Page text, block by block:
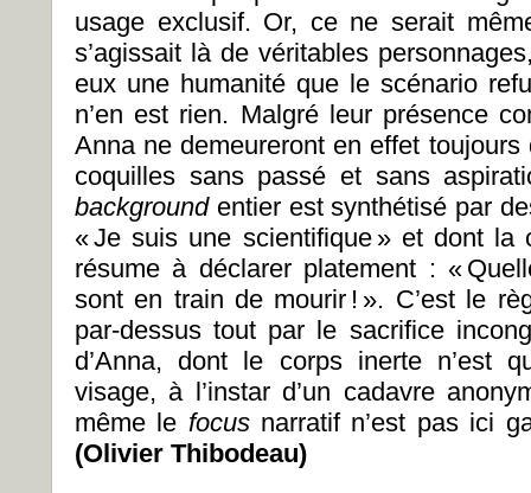
usage exclusif. Or, ce ne serait
s’agissait là de véritables
eux une humanité que le scénario
n’en est rien. Malgré leur présence
Anna ne demeureront en effet
coquilles sans passé et sans
background entier est synthétisé par
« Je suis une scientifique » et dont la
résume à déclarer platement : «
sont en train de mourir ! ». C’est le
par-dessus tout par le sacrifice
d’Anna, dont le corps inerte n’est
visage, à l’instar d’un cadavre
même le focus narratif n’est pas ici
(Olivier Thibodeau)